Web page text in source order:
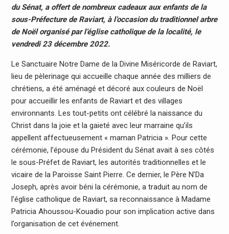
du Sénat, a offert de nombreux cadeaux aux enfants de la
sous-Préfecture de Raviart, à l’occasion du traditionnel arbre
de Noël organisé par l’église catholique de la localité, le
vendredi 23 décembre 2022.
Le Sanctuaire Notre Dame de la Divine Miséricorde de Raviart,
lieu de pèlerinage qui accueille chaque année des milliers de
chrétiens, a été aménagé et décoré aux couleurs de Noël
pour accueillir les enfants de Raviart et des villages
environnants. Les tout-petits ont célébré la naissance du
Christ dans la joie et la gaieté avec leur marraine qu’ils
appellent affectueusement « maman Patricia ». Pour cette
cérémonie, l’épouse du Président du Sénat avait à ses côtés
le sous-Préfet de Raviart, les autorités traditionnelles et le
vicaire de la Paroisse Saint Pierre. Ce dernier, le Père N’Da
Joseph, après avoir béni la cérémonie, a traduit au nom de
l’église catholique de Raviart, sa reconnaissance à Madame
Patricia Ahoussou-Kouadio pour son implication active dans
l’organisation de cet événement.